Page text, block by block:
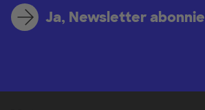
Ja, Newsletter